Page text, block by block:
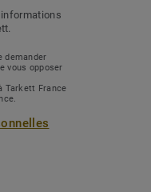
demander
vous opposer
Tarkett France